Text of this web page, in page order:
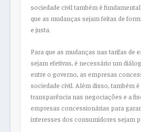
sociedade civil também é
que as mudanças sejam feitas de
e justa.
Para que as mudanças nas tarifas de
sejam efetivas, é necessário um
entre o governo, as empresas
sociedade civil. Além disso, também
transparência nas negociações e a
empresas concessionárias para
interesses dos consumidores sejam